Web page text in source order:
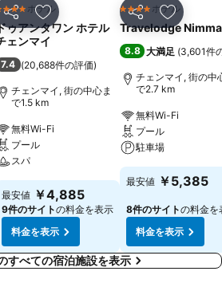
シェア お気に入りに追加
ホテルのランク
ホテル
ドゥアンタワン ホテル
ェンマイ
7.4 (20,688件の評価)
チェンマイ, 街の中心ま
で1.5 km
無料Wi-Fi
プール
スパ
最安値 ￥4,885
9件のサイトの料金を表示
料金を表示
シェア お気に入
4 ホテルのランク
ホテル
Travelodge
8.8 大満足 (3,601件
チェンマイ, 街の中
で2.7 km
無料Wi-Fi
プール
駐車場
最安値 ￥5,385
8件のサイトの料金を
料金を表示
すべての宿泊施設を表示